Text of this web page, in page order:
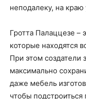
неподалеку, на краю
Гротта Палаццезе –
которые находятся
При этом создатели
максимально
даже мебель
чтобы